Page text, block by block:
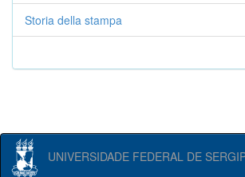
Storia della stampa
UNIVERSIDADE FEDERAL DE